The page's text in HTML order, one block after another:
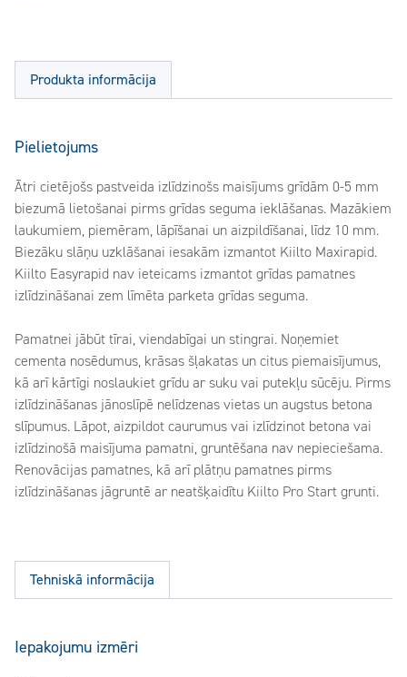
Produkta informācija
Pielietojums
Ātri cietējošs pastveida izlīdzinošs maisījums grīdām 0-5 mm
biezumā lietošanai pirms grīdas seguma ieklāšanas. Mazākiem
laukumiem, piemēram, lāpīšanai un aizpildīšanai, līdz 10 mm.
Biezāku slāņu uzklāšanai iesakām izmantot Kiilto Maxirapid.
Kiilto Easyrapid nav ieteicams izmantot grīdas pamatnes
izlīdzināšanai zem līmēta parketa grīdas seguma.
Pamatnei jābūt tīrai, viendabīgai un stingrai. Noņemiet
cementa nosēdumus, krāsas šļakatas un citus piemaisījumus,
kā arī kārtīgi noslaukiet grīdu ar suku vai putekļu sūcēju. Pirms
izlīdzināšanas jānoslīpē nelīdzenas vietas un augstus betona
slīpumus. Lāpot, aizpildot caurumus vai izlīdzinot betona vai
izlīdzinošā maisījuma pamatni, gruntēšana nav nepieciešama.
Renovācijas pamatnes, kā arī plātņu pamatnes pirms
izlīdzināšanas jāgruntē ar neatšķaidītu Kiilto Pro Start grunti.
Tehniskā informācija
Iepakojumu izmēri